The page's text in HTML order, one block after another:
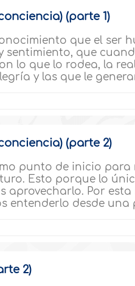
(parte 1)
que el ser
sentimiento, que
lo que lo rodea, la
y las que le
(parte 2)
punto de inicio
Esto porque lo
aprovecharlo. Por
entenderlo desde una
2)